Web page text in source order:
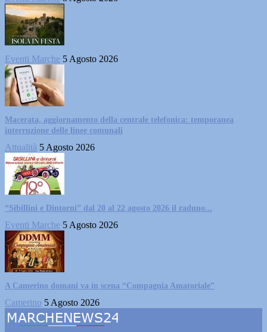
Eventi Marche 5 Agosto 2026
Macerata, aggiornamento della centrale telefonica: temporanea
interruzione delle linee comunali
Attualità 5 Agosto 2026
“Sibillini e Dintorni” dal 20 al 22 agosto 2026 il raduno...
Eventi Marche 5 Agosto 2026
A Camerino domani va in scena “Compagnia Amatoriale”
Camerino 5 Agosto 2026